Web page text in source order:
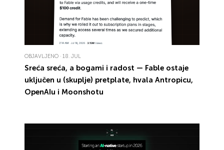
OBJAVLJENO · 18. JUL
Sreća sreća, a bogami i radost — Fable ostaje
uključen u (skuplje) pretplate, hvala Antropicu,
OpenAIu i Moonshotu